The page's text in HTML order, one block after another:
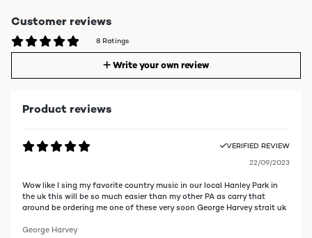
Customer reviews
8 Ratings
Write your own review
Product reviews
VERIFIED REVIEW
22/09/2023
Wow like I sing my favorite country music in our local Hanley Park in
the uk this will be so much easier than my other PA as carry that
around be ordering me one of these very soon George Harvey strait uk
George Harvey